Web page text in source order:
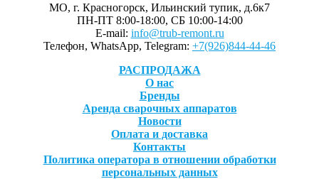
МО, г. Красногорск, Ильинский тупик, д.6к7
ПН-ПТ 8:00-18:00, СБ 10:00-14:00
E-mail: info@trub-remont.ru
Телефон, WhatsApp, Telegram: +7(926)844-44-46
РАСПРОДАЖА
О нас
Бренды
Аренда сварочных аппаратов
Новости
Оплата и доставка
Контакты
Политика оператора в отношении обработки
персональных данных